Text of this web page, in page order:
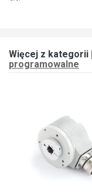
Więcej z kategorii
programowalne